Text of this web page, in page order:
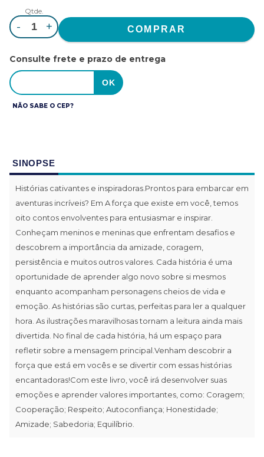
Qtde.
- +
Consulte frete e prazo de entrega
NÃO SABE O CEP?
SINOPSE
Histórias cativantes e inspiradoras.Prontos para embarcar em
aventuras incríveis? Em A força que existe em você, temos
oito contos envolventes para entusiasmar e inspirar.
Conheçam meninos e meninas que enfrentam desafios e
descobrem a importância da amizade, coragem,
persistência e muitos outros valores. Cada história é uma
oportunidade de aprender algo novo sobre si mesmos
enquanto acompanham personagens cheios de vida e
emoção. As histórias são curtas, perfeitas para ler a qualquer
hora. As ilustrações maravilhosas tornam a leitura ainda mais
divertida. No final de cada história, há um espaço para
refletir sobre a mensagem principal.Venham descobrir a
força que está em vocês e se divertir com essas histórias
encantadoras!Com este livro, você irá desenvolver suas
emoções e aprender valores importantes, como: Coragem;
Cooperação; Respeito; Autoconfiança; Honestidade;
Amizade; Sabedoria; Equilíbrio.